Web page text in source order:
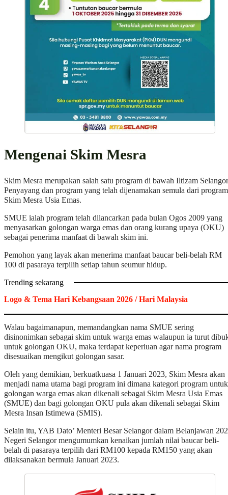
Mengenai Skim Mesra
Skim Mesra merupakan salah satu program di bawah Iltizam Selangor
Penyayang dan program yang telah dijenamakan semula dari program
Skim Mesra Usia Emas.
SMUE ialah program telah dilancarkan pada bulan Ogos 2009 yang
menyasarkan golongan warga emas dan orang kurang upaya (OKU)
sebagai penerima manfaat di bawah skim ini.
Pemohon yang layak akan menerima manfaat baucar beli-belah RM
100 di pasaraya terpilih setiap tahun seumur hidup.
Trending sekarang
Logo & Tema Hari Kebangsaan 2026 / Hari Malaysia
Walau bagaimanapun, memandangkan nama SMUE sering
disinonimkan sebagai skim untuk warga emas walaupun ia turut
untuk golongan OKU, maka terdapat keperluan agar nama program
disesuaikan mengikut golongan sasar.
Oleh yang demikian, berkuatkuasa 1 Januari 2023, Skim Mesra akan
menjadi nama utama bagi program ini dimana kategori program untuk
golongan warga emas akan dikenali sebagai Skim Mesra Usia Emas
(SMUE) dan bagi golongan OKU pula akan dikenali sebagai Skim
Mesra Insan Istimewa (SMIS).
Selain itu, YAB Dato’ Menteri Besar Selangor dalam Belanjawan
Negeri Selangor mengumumkan kenaikan jumlah nilai baucar beli-
belah di pasaraya terpilih dari RM100 kepada RM150 yang akan
dilaksanakan bermula Januari 2023.